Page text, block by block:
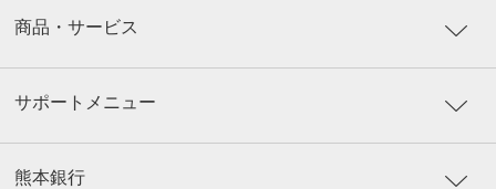
商品・サービス
サポートメニュー
熊本銀行